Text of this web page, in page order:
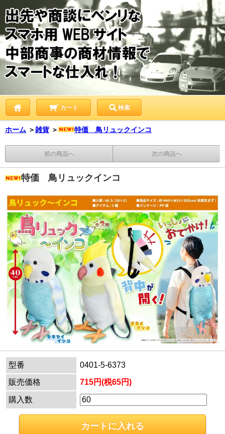
カート 検索
ホーム ＞雑貨 ＞ 特価 鳥リュックインコ
前の商品へ 次の商品へ
特価 鳥リュックインコ
型番
0401-5-6373
販売価格
715円(税65円)
購入数